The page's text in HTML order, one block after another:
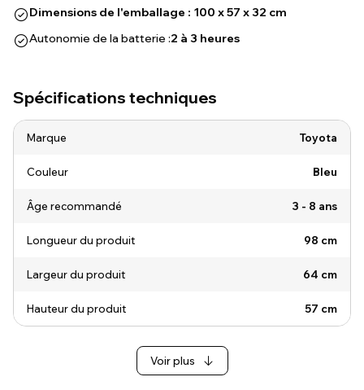
Dimensions de l'emballage : 100 x 57 x 32 cm
Autonomie de la batterie :2 à 3 heures
Spécifications techniques
Marque Toyota
Couleur Bleu
Âge recommandé 3 - 8 ans
Longueur du produit 98 cm
Largeur du produit 64 cm
Hauteur du produit 57 cm
Voir plus